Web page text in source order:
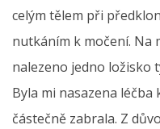
celým tělem při
nutkáním k močení. Na
nalezeno jedno ložisko
Byla mi nasazena
částečně zabrala. Z